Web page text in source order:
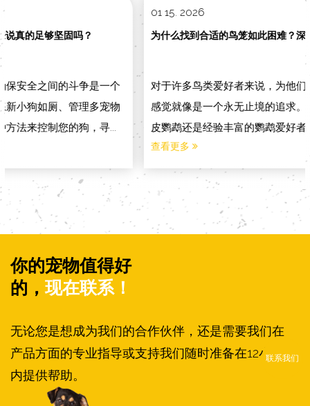
联系我们
为什么找到合适的鸟笼如此困难？深入探讨现代禽舍解决方案
对于许多鸟类爱好者来说，为他们的鸟类朋友寻找完美的家
感觉就像是一个永无止境的追求。无论您是初次问题饲养虎
皮鹦鹉还是经验丰富的鹦鹉爱好者，总是相同的：安全吗...
你的宠物值得好
的， 现在联系！
无论您是想成为我们的合作伙伴，还是需要我们在
产品方面的专业指导或支持我们随时准备在12小时
内提供帮助。